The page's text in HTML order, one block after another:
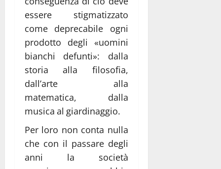
essere stigmatizzato
come deprecabile ogni
prodotto degli «uomini
bianchi defunti»: dalla
storia alla filosofia,
dall’arte alla
matematica, dalla
musica al giardinaggio.
Per loro non conta nulla
che con il passare degli
anni la società